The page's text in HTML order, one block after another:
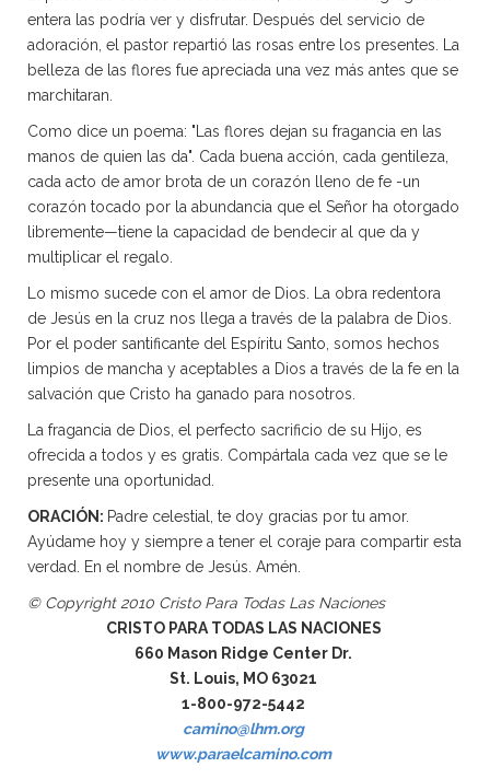
entera las podría ver y disfrutar. Después del servicio de
adoración, el pastor repartió las rosas entre los presentes. La
belleza de las flores fue apreciada una vez más antes que se
marchitaran.
Como dice un poema: "Las flores dejan su fragancia en las
manos de quien las da". Cada buena acción, cada gentileza,
cada acto de amor brota de un corazón lleno de fe -un
corazón tocado por la abundancia que el Señor ha otorgado
libremente—tiene la capacidad de bendecir al que da y
multiplicar el regalo.
Lo mismo sucede con el amor de Dios. La obra redentora
de Jesús en la cruz nos llega a través de la palabra de Dios.
Por el poder santificante del Espíritu Santo, somos hechos
limpios de mancha y aceptables a Dios a través de la fe en la
salvación que Cristo ha ganado para nosotros.
La fragancia de Dios, el perfecto sacrificio de su Hijo, es
ofrecida a todos y es gratis. Compártala cada vez que se le
presente una oportunidad.
ORACIÓN: Padre celestial, te doy gracias por tu amor.
Ayúdame hoy y siempre a tener el coraje para compartir esta
verdad. En el nombre de Jesús. Amén.
© Copyright 2010 Cristo Para Todas Las Naciones
CRISTO PARA TODAS LAS NACIONES
660 Mason Ridge Center Dr.
St. Louis, MO 63021
1-800-972-5442
camino@lhm.org
www.paraelcamino.com